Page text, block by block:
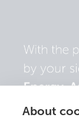
About